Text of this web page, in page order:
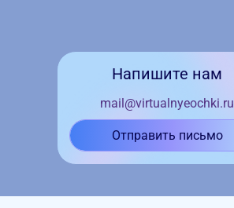
Напишите нам
mail@virtualnyeochki.ru
Отправить письмо